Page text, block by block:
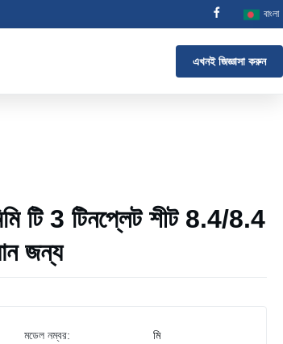
বাংলা
এখনই জিজ্ঞাসা করুন
টি 3 টিনপ্লেট শীট 8.4/8.4
জন্য
মডেল নম্বর: মি